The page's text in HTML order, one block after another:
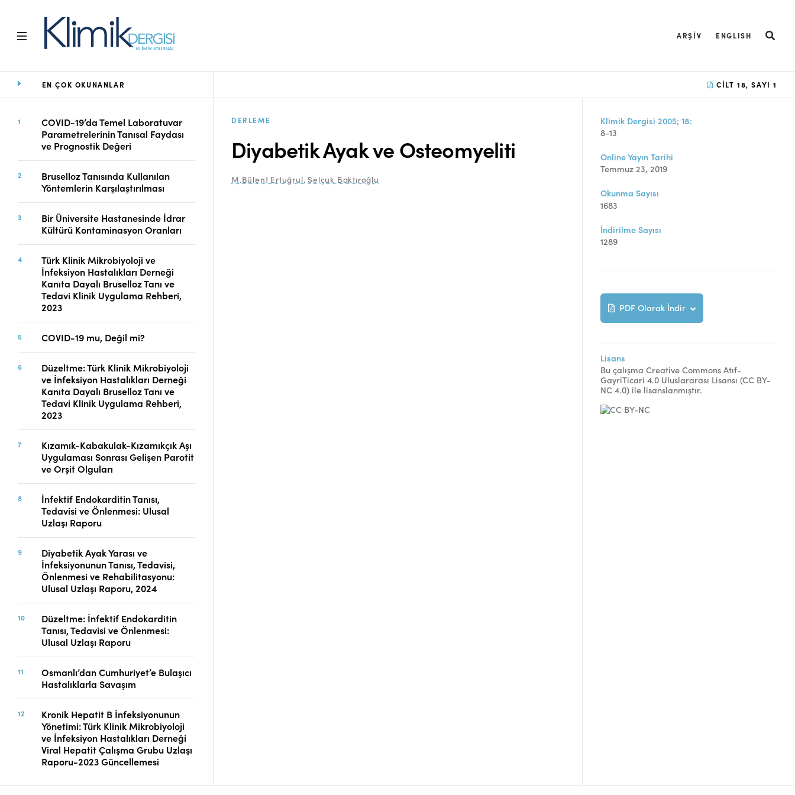
ARŞIV ENGLISH
Ana Sayfa
Amaç ve Kapsam
Açık Erişim İlkesi
Yayın Kurulu
Editoryal Süreç
Danışmanlık Süreci
Yazarlara Bilgi
Online Makale
Gönderimi
Dizinler
Telif Hakları
İletişim
FACEBOOK TWITTER
EN ÇOK OKUNANLAR
COVID-19’da Temel Laboratuvar
Parametrelerinin Tanısal Faydası
ve Prognostik Değeri
Bruselloz Tanısında Kullanılan
Yöntemlerin Karşılaştırılması
Bir Üniversite Hastanesinde İdrar
Kültürü Kontaminasyon Oranları
Türk Klinik Mikrobiyoloji ve
İnfeksiyon Hastalıkları Derneği
Kanıta Dayalı Bruselloz Tanı ve
Tedavi Klinik Uygulama Rehberi,
2023
COVID-19 mu, Değil mi?
Düzeltme: Türk Klinik Mikrobiyoloji
ve İnfeksiyon Hastalıkları Derneği
Kanıta Dayalı Bruselloz Tanı ve
Tedavi Klinik Uygulama Rehberi,
2023
Kızamık-Kabakulak-Kızamıkçık Aşı
Uygulaması Sonrası Gelişen Parotit
ve Orşit Olguları
İnfektif Endokarditin Tanısı,
Tedavisi ve Önlenmesi: Ulusal
Uzlaşı Raporu
Diyabetik Ayak Yarası ve
İnfeksiyonunun Tanısı, Tedavisi,
Önlenmesi ve Rehabilitasyonu:
Ulusal Uzlaşı Raporu, 2024
Düzeltme: İnfektif Endokarditin
Tanısı, Tedavisi ve Önlenmesi:
Ulusal Uzlaşı Raporu
Osmanlı’dan Cumhuriyet’e Bulaşıcı
Hastalıklarla Savaşım
Kronik Hepatit B İnfeksiyonunun
Yönetimi: Türk Klinik Mikrobiyoloji
ve İnfeksiyon Hastalıkları Derneği
Viral Hepatit Çalışma Grubu Uzlaşı
Raporu-2023 Güncellemesi
CILT 18, SAYI 1
DERLEME
Diyabetik Ayak ve Osteomyeliti
M.Bülent Ertuğrul,Selçuk Baktıroğlu
Klimik Dergisi 2005; 18:
8-13
Online Yayın Tarihi
Temmuz 23, 2019
Okunma Sayısı
1683
İndirilme Sayısı
1289
PDF Olarak İndir
Lisans
Bu çalışma Creative Commons Atıf-
GayriTicari 4.0 Uluslararası Lisansı (CC BY-
NC 4.0) ile lisanslanmıştır.